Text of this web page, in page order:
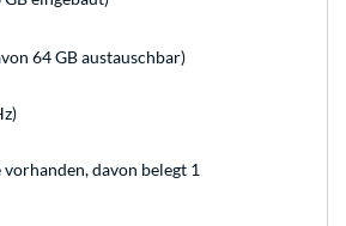
64 GB austauschbar)
vorhanden, davon belegt 1